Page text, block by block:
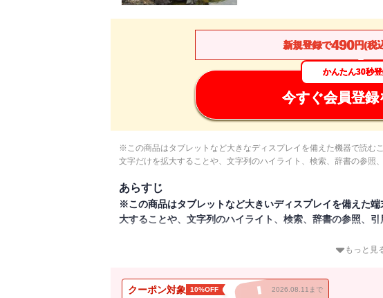
新規登録で490円(税
かんたん30秒登
今すぐ会員登録
※この商品はタブレットなど大きなディスプレイを備えた機器で読む
文字だけを拡大することや、文字列のハイライト、検索、辞書の参照
あらすじ
※この商品はタブレットなど大きいディスプレイを備えた
大することや、文字列のハイライト、検索、辞書の参照、引
オカルトスポット探訪者・吉田悠軌による「禁断の場所」
「奇祭」は必見！
もっと見
クーポン対象 10%OFF 2026.08.11まで